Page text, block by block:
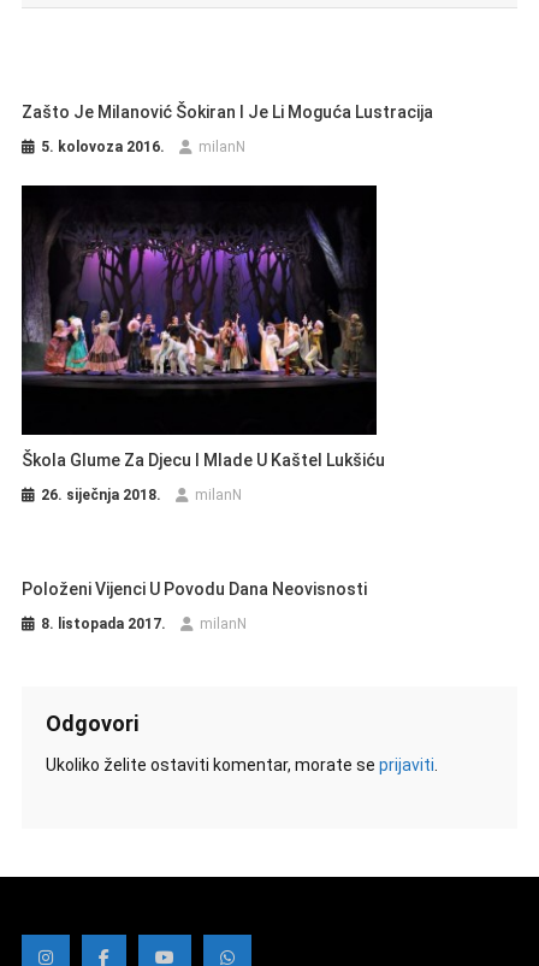
Zašto Je Milanović Šokiran I Je Li Moguća Lustracija
5. kolovoza 2016. milanN
Škola Glume Za Djecu I Mlade U Kaštel Lukšiću
26. siječnja 2018. milanN
Položeni Vijenci U Povodu Dana Neovisnosti
8. listopada 2017. milanN
Odgovori
Ukoliko želite ostaviti komentar, morate se prijaviti